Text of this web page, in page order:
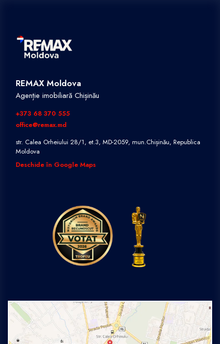
REMAX Moldova
Agenție imobiliară Chișinău
+373 68 370 555
office@remax.md
str. Calea Orheiului 28/1, et.3, MD-2059, mun.Chișinău, Republica
Moldova
Deschide în Google Maps